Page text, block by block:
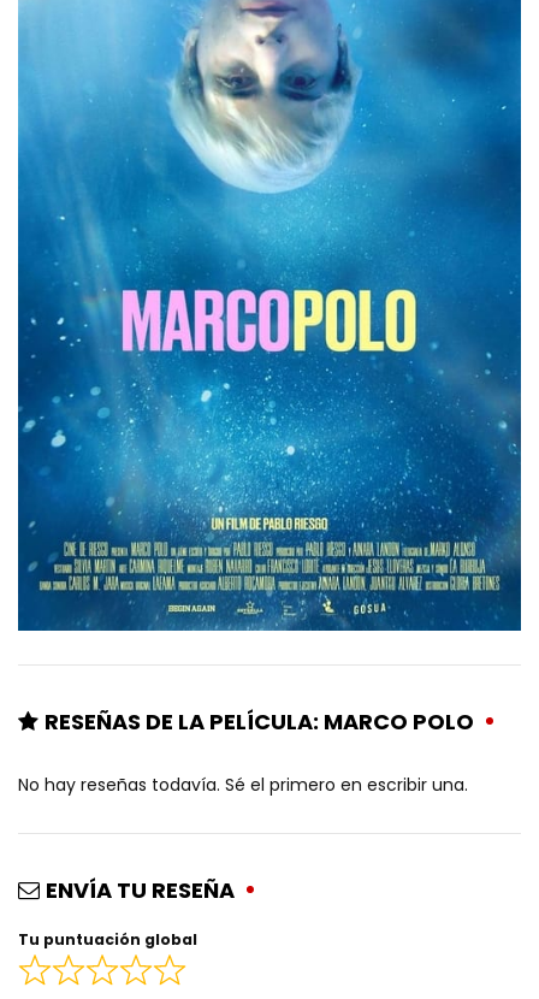
RESEÑAS DE LA PELÍCULA: MARCO POLO
No hay reseñas todavía. Sé el primero en escribir una.
ENVÍA TU RESEÑA
Tu puntuación global